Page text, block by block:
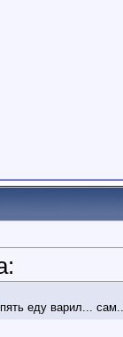
еду варил...